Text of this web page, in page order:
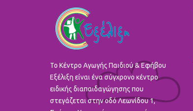
To Κέντρο Αγωγής Παιδιού & Εφήβου
Εξέλιξη είναι ένα σύγχρονο κέντρο
ειδικής διαπαιδαγώγησης που
στεγάζεται στην οδό Λεωνίδου 1,